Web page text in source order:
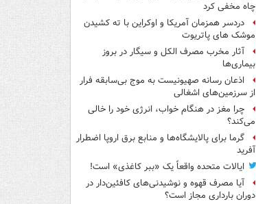
چاه مخفی کرد
دردسر همزمان آمریکا و اوکراین با ته کشیدن
موشک های پاتریوت
آثار مخرب مصرف الکل و سیگار در بروز
بیماری‌ها
اذعان رسانه صهیونیست به موج بی‌سابقه فرار
از سرزمین‌های اشغالی
چرا مغز در هنگام خواب، انرژی خود را خالی
می‌کند؟
گرما برای پالایشگاه‌ها و منابع برق اروپا اضطرار
آفرید
ایالات متحده واقعاً یک «ببر کاغذی» است!
آیا مصرف قهوه و نوشیدنی‌های کافئین‌دار در
دوران بارداری مجاز است؟